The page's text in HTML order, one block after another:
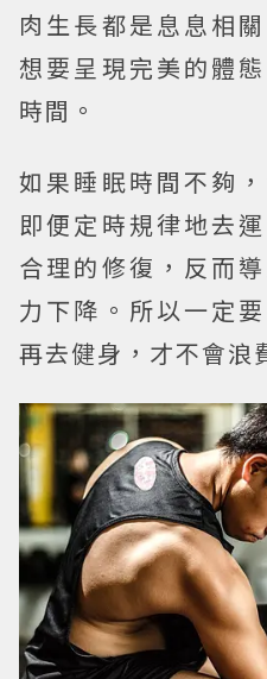
肉生長都是息息相
想要呈現完美的體
時間。
如果睡眠時間不夠
即便定時規律地去
合理的修復，反而
力下降。所以一定
再去健身，才不會浪